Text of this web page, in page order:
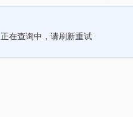
正在查询中，请刷新重试